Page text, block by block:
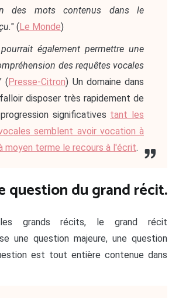
des mots contenus dans le
" (Le Monde)
également permettre une
des requêtes vocales
(Presse-Citron) Un domaine dans
disposer très rapidement de
significatives tant les
semblent avoir vocation à
moyen terme le recours à l'écrit.
question du grand récit.
grands récits, le grand récit
une question majeure, une question
est tout entière contenue dans